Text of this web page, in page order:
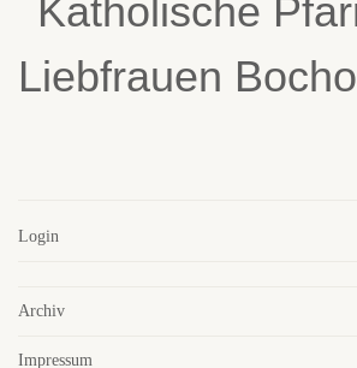
Login
Archiv
Impressum